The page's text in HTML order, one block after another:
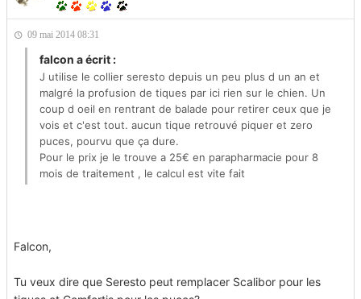
09 mai 2014 08:31
falcon a écrit :
J utilise le collier seresto depuis un peu plus d un an et
malgré la profusion de tiques par ici rien sur le chien. Un
coup d oeil en rentrant de balade pour retirer ceux que je
vois et c'est tout. aucun tique retrouvé piquer et zero
puces, pourvu que ça dure.
Pour le prix je le trouve a 25€ en parapharmacie pour 8
mois de traitement , le calcul est vite fait
Falcon,
Tu veux dire que Seresto peut remplacer Scalibor pour les